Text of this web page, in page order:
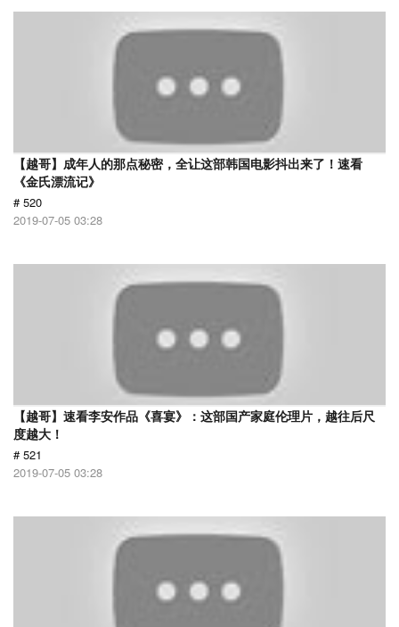
【越哥】成年人的那点秘密，全让这部韩国电影抖出来了！速看
《金氏漂流记》
# 520
2019-07-05 03:28
【越哥】速看李安作品《喜宴》：这部国产家庭伦理片，越往后尺
度越大！
# 521
2019-07-05 03:28